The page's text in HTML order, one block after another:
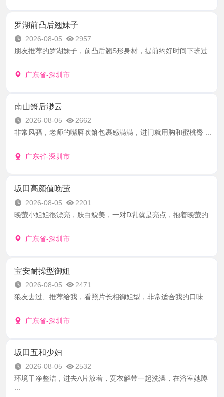
罗湖前凸后翘妹子
2026-08-05
2957
朋友推荐的罗湖妹子，前凸后翘S形身材，提前约好时间下班过
广东省-深圳市
南山箫后渺云
2026-08-05
2662
非常风骚，老师的嘴唇吹箫包裹感满满，进门就用胸和蜜桃臀 ...
广东省-深圳市
坂田高颜值晚萤
2026-08-05
2201
晚萤小姐姐很漂亮，肤白貌美，一对D乳就是亮点，抱着晚萤的
广东省-深圳市
宝安耐操型御姐
2026-08-05
2471
狼友去过、推荐给我，看照片长相御姐型，非常适合我的口味 ...
广东省-深圳市
坂田五和少妇
2026-08-05
2532
环境干净整洁，进去A片放着，宽衣解带一起洗澡，在浴室她蹲
...